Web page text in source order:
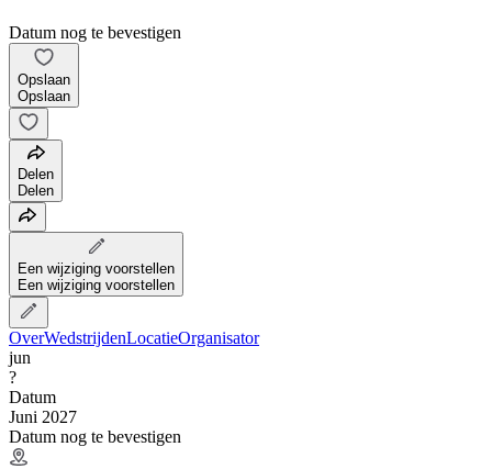
Datum nog te bevestigen
Opslaan
Opslaan
Delen
Delen
Een wijziging voorstellen
Een wijziging voorstellen
OverWedstrijdenLocatieOrganisator
jun
?
Datum
Juni 2027
Datum nog te bevestigen